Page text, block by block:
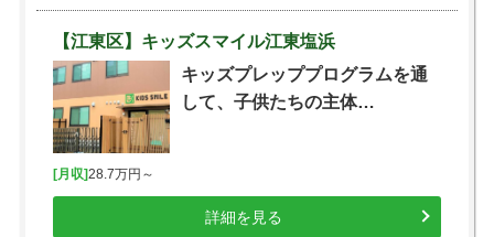
【江東区】キッズスマイル江東塩浜
キッズプレッププログラムを通
して、子供たちの主体…
[月収]28.7万円～
詳細を見る